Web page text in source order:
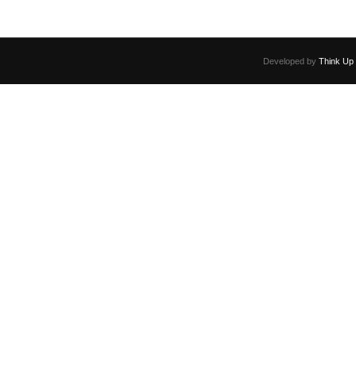
Developed by Think Up